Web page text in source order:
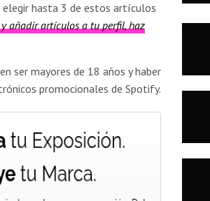
elegir hasta 3 de estos artículos
añadir artículos a tu perfil, haz
ser mayores de 18 años y haber
promocionales de Spotify.